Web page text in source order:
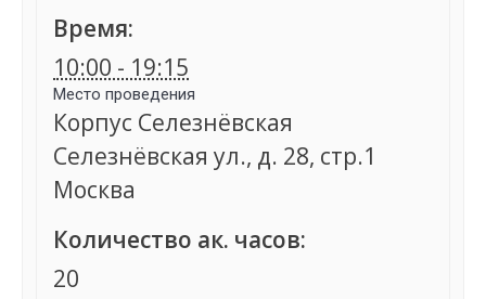
Время:
10:00 - 19:15
Место проведения
Корпус Селезнёвская
Селезнёвская ул., д. 28, стр.1
Москва
Количество ак. часов:
20